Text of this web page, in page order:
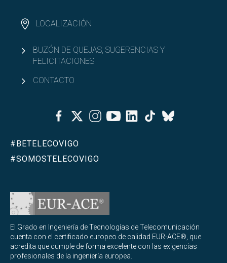
LOCALIZACIÓN
BUZÓN DE QUEJAS, SUGERENCIAS Y
FELICITACIONES
CONTACTO
FacebookTwitterInstagramYoutubeLinkedinTiktok
Bluesky
#BETELECOVIGO
#SOMOSTELECOVIGO
El Grado en Ingeniería de Tecnologías de Telecomunicación
cuenta con el certificado europeo de calidad EUR-ACE®, que
acredita que cumple de forma excelente con las exigencias
profesionales de la ingeniería europea.